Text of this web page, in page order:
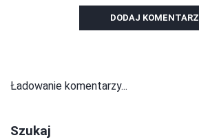
DODAJ KOMENTARZ
Ładowanie komentarzy...
Szukaj